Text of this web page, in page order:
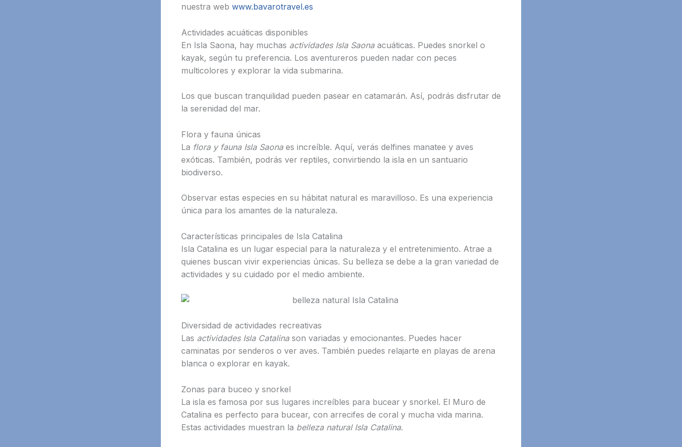
nuestra web www.bavarotravel.es
Actividades acuáticas disponibles
En Isla Saona, hay muchas actividades Isla Saonaacuáticas. Puedes snorkel o
kayak, según tu preferencia. Los aventureros pueden nadar con peces
multicolores y explorar la vida submarina.
Los que buscan tranquilidad pueden pasear en catamarán. Así, podrás disfrutar de
la serenidad del mar.
Flora y fauna únicas
La flora y fauna Isla Saonaes increíble. Aquí, verás delfines manatee y aves
exóticas. También, podrás ver reptiles, convirtiendo la isla en un santuario
biodiverso.
Observar estas especies en su hábitat natural es maravilloso. Es una experiencia
única para los amantes de la naturaleza.
Características principales de Isla Catalina
Isla Catalina es un lugar especial para la naturaleza y el entretenimiento. Atrae a
quienes buscan vivir experiencias únicas. Su belleza se debe a la gran variedad de
actividades y su cuidado por el medio ambiente.
Diversidad de actividades recreativas
Las actividades Isla Catalinason variadas y emocionantes. Puedes hacer
caminatas por senderos o ver aves. También puedes relajarte en playas de arena
blanca o explorar en kayak.
Zonas para buceo y snorkel
La isla es famosa por sus lugares increíbles para bucear y snorkel. El Muro de
Catalina es perfecto para bucear, con arrecifes de coral y mucha vida marina.
Estas actividades muestran la belleza natural Isla Catalina.